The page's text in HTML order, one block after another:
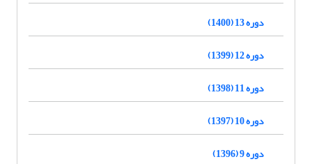
دوره 13 (1400)
دوره 12 (1399)
دوره 11 (1398)
دوره 10 (1397)
دوره 9 (1396)